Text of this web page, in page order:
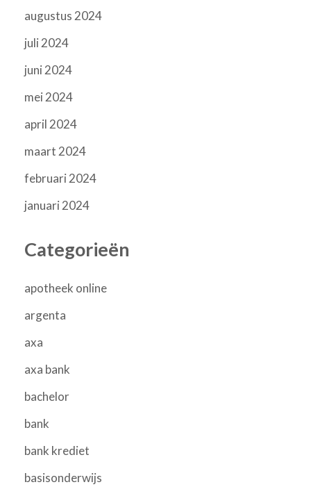
augustus 2024
juli 2024
juni 2024
mei 2024
april 2024
maart 2024
februari 2024
januari 2024
Categorieën
apotheek online
argenta
axa
axa bank
bachelor
bank
bank krediet
basisonderwijs